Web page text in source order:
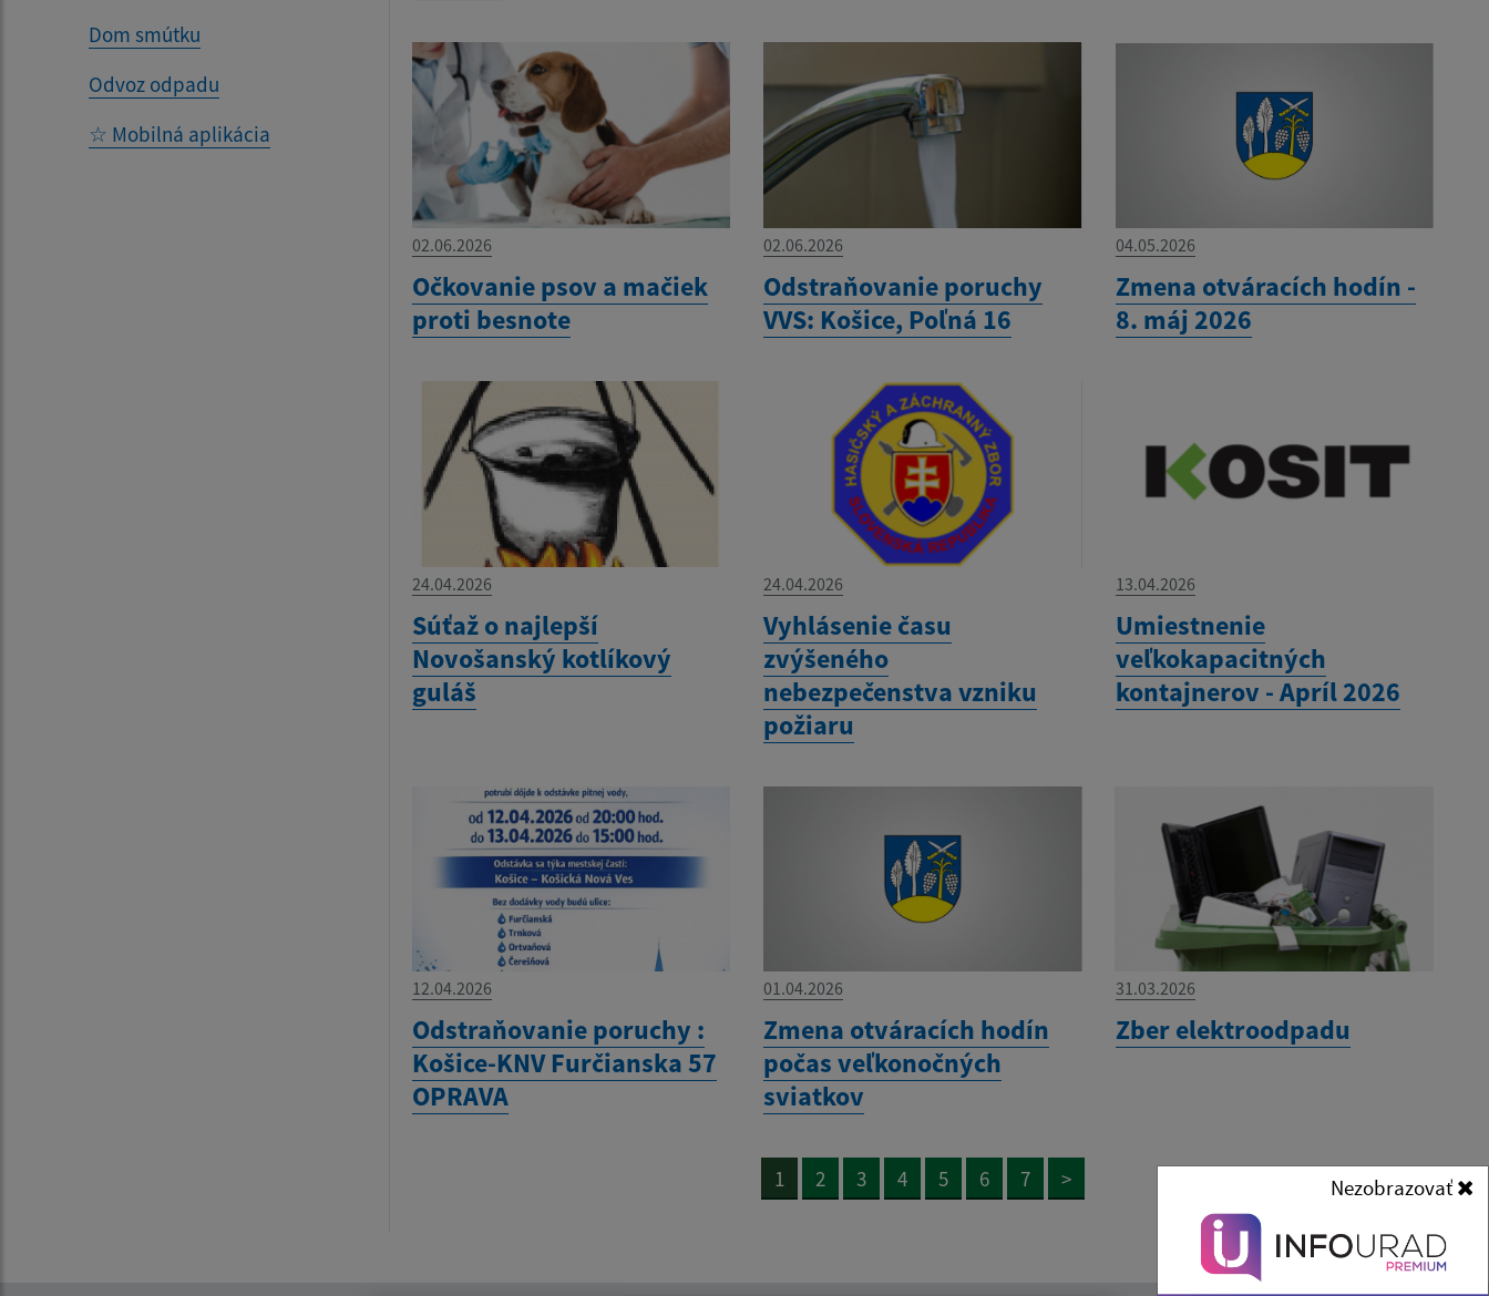
Dom smútku
Odvoz odpadu
☆ Mobilná aplikácia
02.06.2026
Očkovanie psov a mačiek
proti besnote
02.06.2026
Odstraňovanie poruchy
VVS: Košice, Poľná 16
04.05.2026
Zmena otváracích hodín -
8. máj 2026
24.04.2026
Súťaž o najlepší
Novošanský kotlíkový
guláš
24.04.2026
Vyhlásenie času
zvýšeného
nebezpečenstva vzniku
požiaru
13.04.2026
Umiestnenie
veľkokapacitných
kontajnerov - Apríl 2026
12.04.2026
Odstraňovanie poruchy :
Košice-KNV Furčianska 57
OPRAVA
01.04.2026
Zmena otváracích hodín
počas veľkonočných
sviatkov
31.03.2026
Zber elektroodpadu
1 2 3 4 5 6 7 > Nezobrazovať